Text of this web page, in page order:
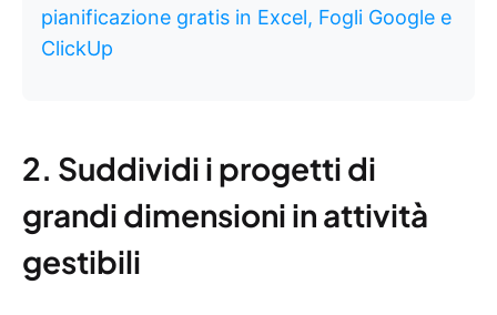
pianificazione gratis in Excel, Fogli Google e
ClickUp
2. Suddividi i progetti di
grandi dimensioni in attività
gestibili